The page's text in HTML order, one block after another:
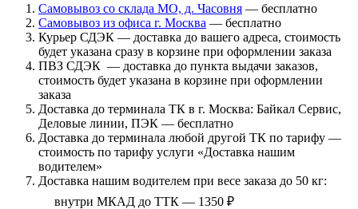
Самовывоз со склада МО, д. Часовня — бесплатно
Самовывоз из офиса г. Москва — бесплатно
Курьер СДЭК — доставка до вашего адреса, стоимость
будет указана сразу в корзине при оформлении заказа
ПВЗ СДЭК — доставка до пункта выдачи заказов,
стоимость будет указана в корзине при оформлении
заказа
Доставка до терминала ТК в г. Москва: Байкал Сервис,
Деловые линии, ПЭК — бесплатно
Доставка до терминала любой другой ТК по тарифу —
стоимость по тарифу услуги «Доставка нашим
водителем»
Доставка нашим водителем при весе заказа до 50 кг:
внутри МКАД до ТТК — 1350 ₽